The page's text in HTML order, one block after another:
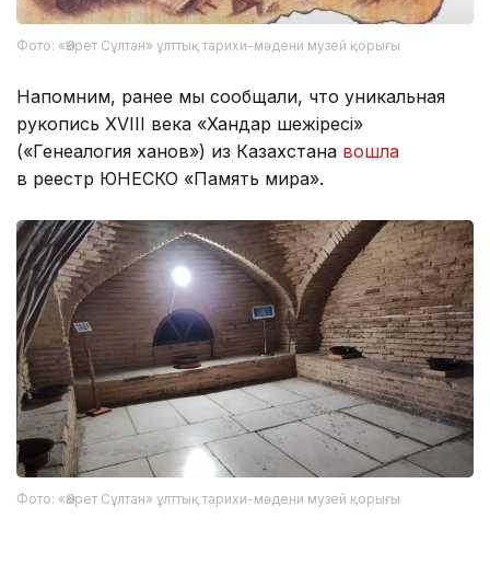
Фото: «Әзірет Сұлтан» ұлттық тарихи-мәдени музей қорығы
Напомним, ранее мы сообщали, что уникальная
рукопись XVIII века «Хандар шежіресі»
(«Генеалогия ханов») из Казахстана вошла
в реестр ЮНЕСКО «Память мира».
Фото: «Әзірет Сұлтан» ұлттық тарихи-мәдени музей қорығы